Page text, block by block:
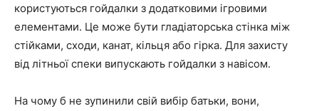
користуються гойдалки з додатковими ігровими
елементами. Це може бути гладіаторська стінка між
стійками, сходи, канат, кільця або гірка. Для захисту
від літньої спеки випускають гойдалки з навісом.
На чому б не зупинили свій вибір батьки, вони,